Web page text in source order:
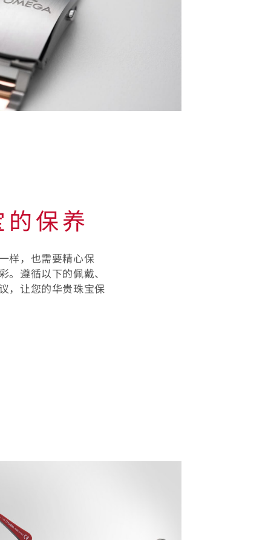
保养
样，也需要精心保
。遵循以下的佩戴、
，让您的华贵珠宝保